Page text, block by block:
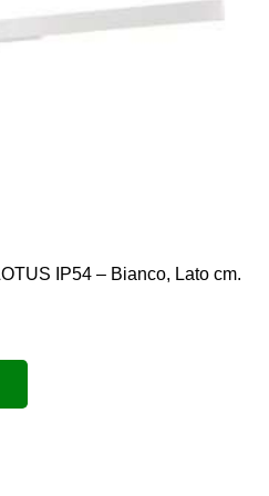
IP54 – Bianco, Lato cm.